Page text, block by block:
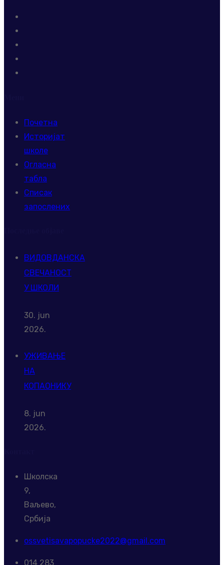
Почетна
Историјат
школе
Огласна
табла
Списак
запослених
ВИДОВДАНСКА
СВЕЧАНОСТ
У ШКОЛИ
30. jun
2026.
УЖИВАЊЕ
НА
КОПАОНИКУ
8. jun
2026.
Школска
9,
Ваљево,
Србија
ossvetisavapopucke2022@gmail.com
014 283